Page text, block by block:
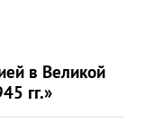
в Великой
гг.»